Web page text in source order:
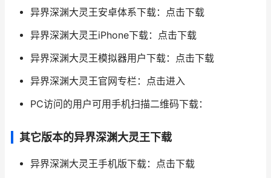
异界深渊大灵王安卓体系下载：点击下载
异界深渊大灵王iPhone下载：点击下载
异界深渊大灵王模拟器用户下载：点击下载
异界深渊大灵王官网专栏：点击进入
PC访问的用户可用手机扫描二维码下载：
其它版本的异界深渊大灵王下载
异界深渊大灵王手机版下载：点击下载